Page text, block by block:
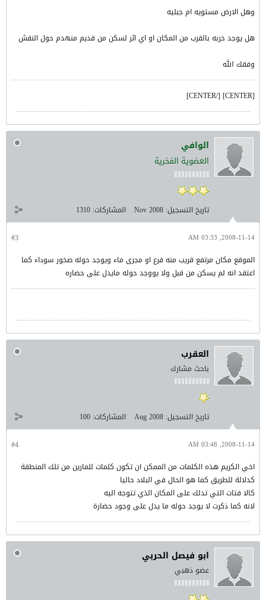
وهل الارض مستويه ام جبليه
هل يوجد خربه بالقرب من المكان او اي اثر لسكن من قديم منهدم حول النقش
وفقك الله
[CENTER] [/CENTER]
الوافي
العضوية الفخرية
تاريخ التسجيل: Nov 2008 المشاركات: 1310
#3 2008-11-14, 03:33 AM
الموقع مكان مرتفع قريب منه فرع او مجرى ماء ويوجد حوله صخور سوداء كما
اعتقد انه لم يسكن من قبل ولا يووجد حوله مايدل على حضاره
العقرب
باحث مشارك
تاريخ التسجيل: Aug 2008 المشاركات: 100
#4 2008-11-14, 03:48 AM
اخي الكريم هذه الكلمات من الممكن ان تكون كلمات للمارين من تلك المنطقة
كدلالة للطريق كما هو الحال في البلاد حاليا
كالا فتات التي تدلك على المكان الذي تتوجه اليه
لانه كما ذكرت لا يوجد حوله ما يدل على وجود حضارة
ابو فيصل الحربي
عضو ذهبي